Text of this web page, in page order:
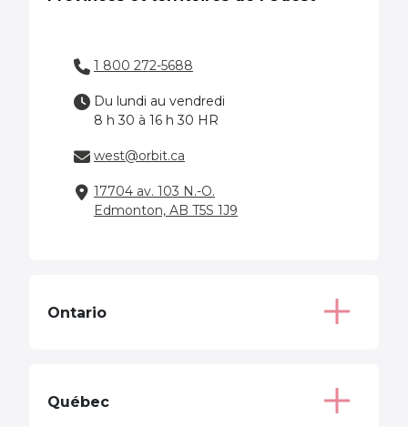
1 800 272-5688
Du lundi au vendredi
8 h 30 à 16 h 30 HR
west@orbit.ca
17704 av. 103 N.-O.
Edmonton, AB T5S 1J9
Ontario
Québec